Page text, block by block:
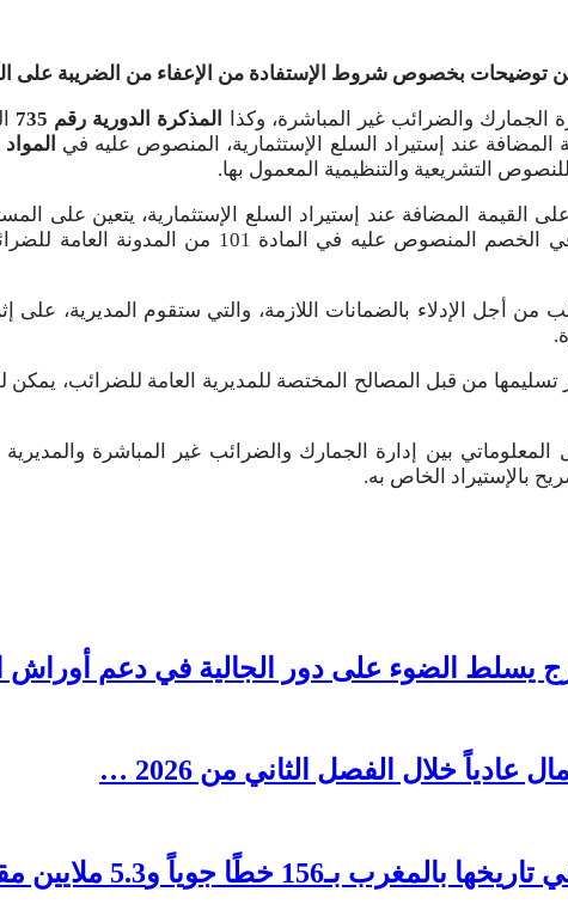
توضيحات بخصوص شروط الإستفادة من الإعفاء من الضريبة على
الجمارك والضرائب غير المباشرة، وكذا المذكرة الدورية رقم 735
التشريعية والتنظيمية المعمول بها.
القيمة المضافة عند إستيراد السلع الإستثمارية، يتعين على
السلع الإستثمارية المستوردة، التي من شأنها أن
من أجل الإدلاء بالضمانات اللازمة، والتي ستقوم المديرية، على
من قبل المصالح المختصة للمديرية العامة للضرائب، يمكن
المعلوماتي بين إدارة الجمارك والضرائب غير المباشرة
بالإستيراد الخاص به.
يسلط الضوء على دور الجالية في دعم أوراش
خطًا جوياً و5.3 ملايين مقعد …